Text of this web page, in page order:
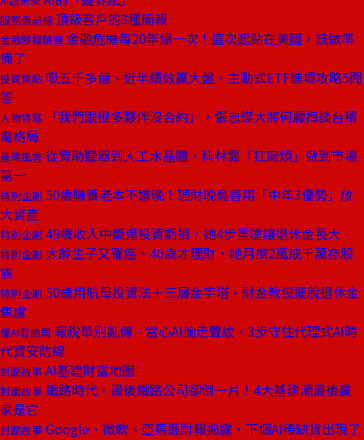
服務最前線 頂級客戶的3種簡報
金融時報精選 金融危機每20年爆一次！這次起點在美國，該做準
備了
投資焦點 吸五千多億、近半績效贏大盤，主動式ETF進場攻略5問
答
人物特寫
「我們跟很多夥伴沒合約」，張忠謀大將何麗梅談台積
電格局
產業風雲 從賣助聽器到人工水晶體，科林靠「扛麻煩」做到市場
第一
特別企劃 50歲賺養老本不嫌晚！理財晚鳥善用「中年3優勢」放
大資產
特別企劃 49歲收入中斷還投資虧損，她4步重建讓退休金長大
特別企劃 大齡生子又罹癌、40歲才理財，她月擠2萬成千萬存股
族
特別企劃 50歲用航母投資法＋三層金字塔，財金教授擺脫退休金
焦慮
懂AI看商周 報稅單別亂傳、當心AI偷走聲紋，3步守住代理式AI時
代資安防線
封面故事 AI基建財富地圖
封面故事 鐵路時代，最後鐵路公司卻倒一片！4大基建潮最後贏
家是它
封面故事 Google、微軟、亞馬遜財報揭露，下個AI稀缺貨出現了